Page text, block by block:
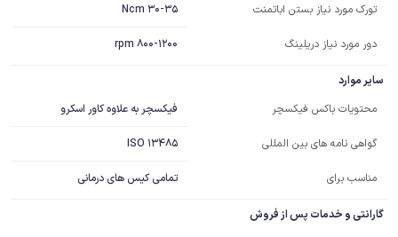
تورک مورد نیاز بستن اباتمنت 30-35 Ncm
دور مورد نیاز دریلینگ 800-1200 rpm
سایر موارد
محتویات باکس فیکسچر
فیکسچر به علاوه کاور اسکرو
گواهی نامه های بین المللی ISO 13485
مناسب برای تمامی کیس های درمانی
گارانتی و خدمات پس از فروش